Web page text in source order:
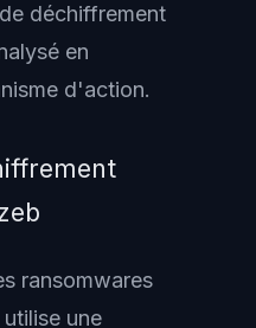
déchiffrement
en
d'action.
ransomwares
une